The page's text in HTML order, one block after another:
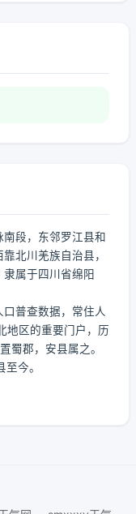
段，东邻罗江县和
北川羌族自治县，
属于四川省绵阳
普查数据，常住人
地区的重要门户，历
蜀郡，安县属之。
今。